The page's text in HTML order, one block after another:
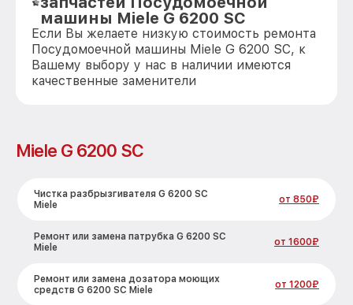
машины Miele G 6200 SC
Если Вы желаете низкую стоимость ремонта
Посудомоечной машины Miele G 6200 SC, к
Вашему выбору у нас в наличии имеются
качественные заменители
Miele G 6200 SC
Чистка разбрызгивателя G 6200 SC
Miele
от 850₽
Ремонт или замена патрубка G 6200 SC
Miele
от 1600₽
Ремонт или замена дозатора моющих
средств G 6200 SC Miele
от 1200₽